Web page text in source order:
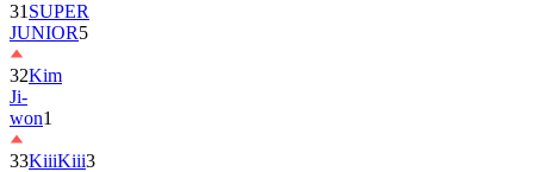
31 SUPER
JUNIOR5
32Kim
Ji-
won1
33KiiiKiii3